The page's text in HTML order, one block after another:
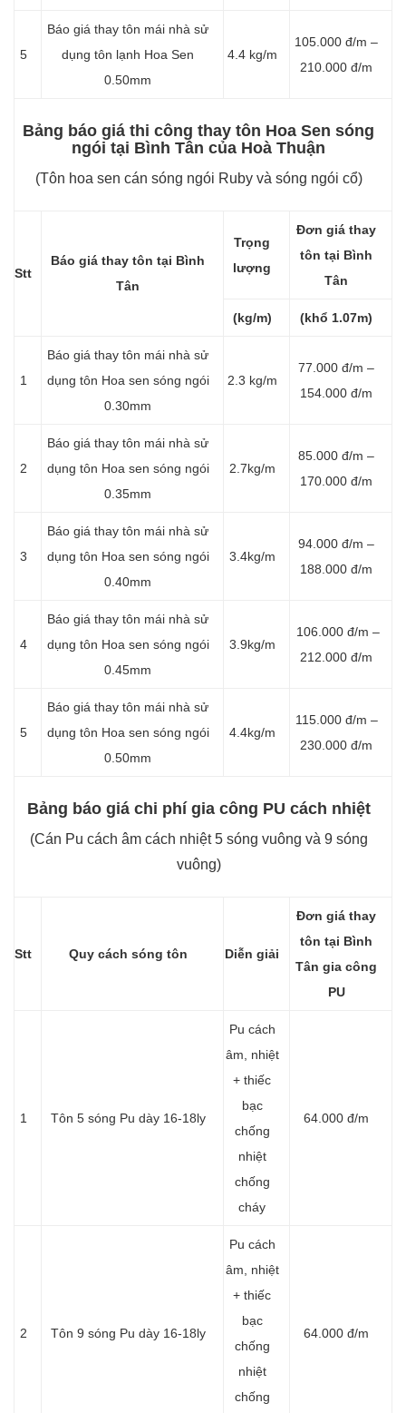
5
Báo giá thay tôn mái nhà sử
dụng tôn lạnh Hoa Sen
0.50mm
4.4 kg/m
105.000 đ/m –
210.000 đ/m
Bảng báo giá thi công thay tôn Hoa Sen sóng
ngói tại Bình Tân của Hoà Thuận
(Tôn hoa sen cán sóng ngói Ruby và sóng ngói cổ)
Stt
Báo giá thay tôn tại Bình
Tân
Trọng
lượng
Đơn giá thay
tôn tại Bình
Tân
(kg/m) (khổ 1.07m)
1
Báo giá thay tôn mái nhà sử
dụng tôn Hoa sen sóng ngói
0.30mm
2.3 kg/m
77.000 đ/m –
154.000 đ/m
2
Báo giá thay tôn mái nhà sử
dụng tôn Hoa sen sóng ngói
0.35mm
2.7kg/m
85.000 đ/m –
170.000 đ/m
3
Báo giá thay tôn mái nhà sử
dụng tôn Hoa sen sóng ngói
0.40mm
3.4kg/m
94.000 đ/m –
188.000 đ/m
4
Báo giá thay tôn mái nhà sử
dụng tôn Hoa sen sóng ngói
0.45mm
3.9kg/m
106.000 đ/m –
212.000 đ/m
5
Báo giá thay tôn mái nhà sử
dụng tôn Hoa sen sóng ngói
0.50mm
4.4kg/m
115.000 đ/m –
230.000 đ/m
Bảng báo giá chi phí gia công PU cách nhiệt
(Cán Pu cách âm cách nhiệt 5 sóng vuông và 9 sóng
vuông)
Stt Quy cách sóng tôn Diễn giải
Đơn giá thay
tôn tại Bình
Tân gia công
PU
1 Tôn 5 sóng Pu dày 16-18ly
Pu cách
âm, nhiệt
+ thiếc
bạc
chống
nhiệt
chống
cháy
64.000 đ/m
2 Tôn 9 sóng Pu dày 16-18ly
Pu cách
âm, nhiệt
+ thiếc
bạc
chống
nhiệt
chống
64.000 đ/m